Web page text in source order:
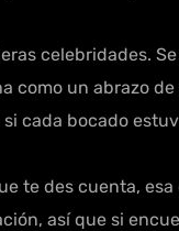
celebridades.
como un abrazo
cada bocado
te des cuenta,
así que si